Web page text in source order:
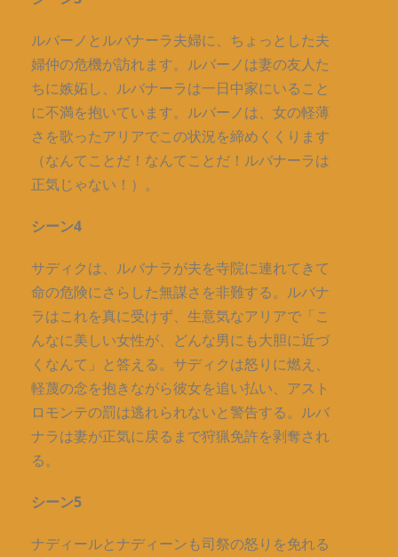
ルバーノとルバナーラ夫婦に、ちょっとした夫
婦仲の危機が訪れます。ルバーノは妻の友人た
ちに嫉妬し、ルバナーラは一日中家にいること
に不満を抱いています。ルバーノは、女の軽薄
さを歌ったアリアでこの状況を締めくくります
（なんてことだ！なんてことだ！ルバナーラは
正気じゃない！）。
シーン4
サディクは、ルバナラが夫を寺院に連れてきて
命の危険にさらした無謀さを非難する。ルバナ
ラはこれを真に受けず、生意気なアリアで「こ
んなに美しい女性が、どんな男にも大胆に近づ
くなんて」と答える。サディクは怒りに燃え、
軽蔑の念を抱きながら彼女を追い払い、アスト
ロモンテの罰は逃れられないと警告する。ルバ
ナラは妻が正気に戻るまで狩猟免許を剥奪され
る。
シーン5
ナディールとナディーンも司祭の怒りを免れる